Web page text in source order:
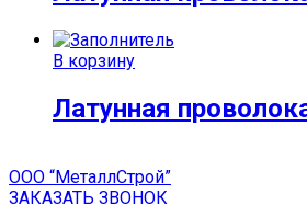
В корзину
Латунная
ООО “МеталлСтрой”
ЗАКАЗАТЬ ЗВОНОК